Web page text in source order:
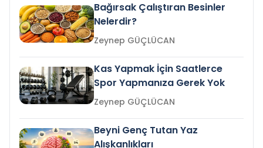
Bağırsak Çalıştıran Besinler
Nelerdir?
Zeynep GÜÇLÜCAN
Kas Yapmak İçin Saatlerce
Spor Yapmanıza Gerek Yok
Zeynep GÜÇLÜCAN
Beyni Genç Tutan Yaz
Alışkanlıkları